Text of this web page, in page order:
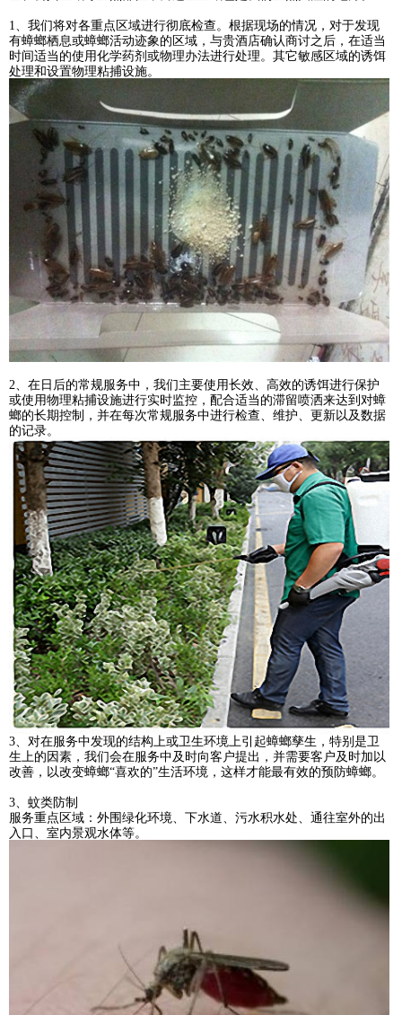
1、我们将对各重点区域进行彻底检查。根据现场的情况，对于发现
有蟑螂栖息或蟑螂活动迹象的区域，与贵酒店确认商讨之后，在适当
时间适当的使用化学药剂或物理办法进行处理。其它敏感区域的诱饵
处理和设置物理粘捕设施。
2、在日后的常规服务中，我们主要使用长效、高效的诱饵进行保护
或使用物理粘捕设施进行实时监控，配合适当的滞留喷洒来达到对蟑
螂的长期控制，并在每次常规服务中进行检查、维护、更新以及数据
的记录。
3、对在服务中发现的结构上或卫生环境上引起蟑螂孳生，特别是卫
生上的因素，我们会在服务中及时向客户提出，并需要客户及时加以
改善，以改变蟑螂“喜欢的”生活环境，这样才能最有效的预防蟑螂。
3、蚊类防制
服务重点区域：外围绿化环境、下水道、污水积水处、通往室外的出
入口、室内景观水体等。